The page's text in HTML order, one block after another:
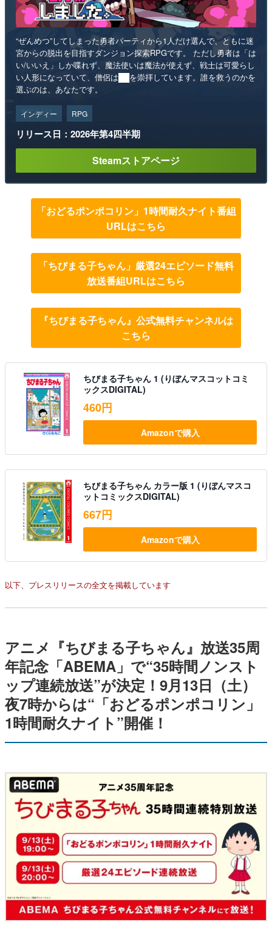
“ぜんめつ”してしまった勇者パーティから1人だけ選んで、ともに迷
宮からの脱出を目指すダンジョン探索RPGです。 ただし勇者は「は
い/いいえ」しか喋れず、魔法使いは魔法が使えず、戦士は可愛らし
い人形になっていて、僧侶は██を崇拝しています。誰を救うのかを
選ぶのは、あなたです。
インディー RPG
リリース日：2026年第4四半期
Steamストアページ
「おどるポンポコリン」1時間耐久ナイト番組
URLはこちら
「ちびまる子ちゃん」厳選24エピソード無料
放送番組URLはこちら
『ちびまる子ちゃん』公式無料チャンネルは
こちら
ちびまる子ちゃん 1 (りぼんマスコットコミ
ックスDIGITAL)
460円
Amazonで購入
ちびまる子ちゃん カラー版 1 (りぼんマスコ
ットコミックスDIGITAL)
667円
Amazonで購入
以下、プレスリリースの全文を掲載しています
アニメ『ちびまる子ちゃん』放送35周
年記念「ABEMA」で“35時間ノンスト
ップ連続放送”が決定！9月13日（土）
夜7時からは“「おどるポンポコリン」
1時間耐久ナイト”開催！